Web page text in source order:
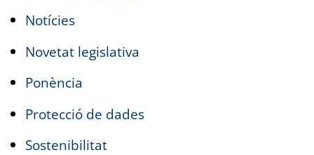
Notícies
Novetat legislativa
Ponència
Protecció de dades
Sostenibilitat